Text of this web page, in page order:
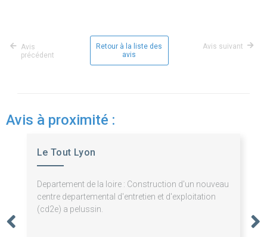
Avis
précédent
Retour à la liste des
avis
Avis suivant
Avis à proximité :
Le Tout Lyon
Departement de la loire : Construction d'un nouveau
centre departemental d'entretien et d'exploitation
(cd2e) a pelussin.